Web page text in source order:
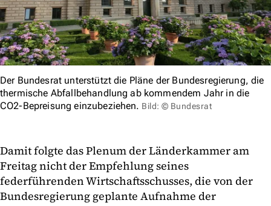
Der Bundesrat unterstützt die Pläne der Bundesregierung, die
thermische Abfallbehandlung ab kommendem Jahr in die
CO2-Bepreisung einzubeziehen. Bild: © Bundesrat
Damit folgte das Plenum der Länderkammer am
Freitag nicht der Empfehlung seines
federführenden Wirtschaftsschusses, die von der
Bundesregierung geplante Aufnahme der